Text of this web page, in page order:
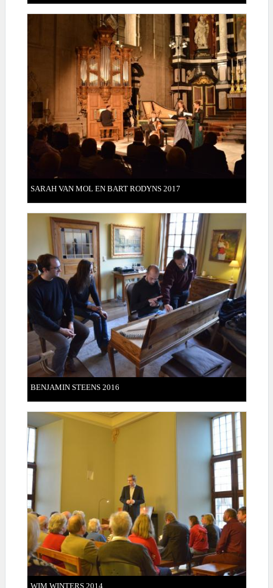
SARAH VAN MOL EN BART RODYNS 2017
BENJAMIN STEENS 2016
WIM WINTERS 2014